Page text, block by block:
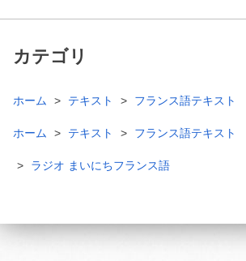
カテゴリ
ホーム テキスト フランス語テキスト
ホーム テキスト フランス語テキスト
ラジオ まいにちフランス語